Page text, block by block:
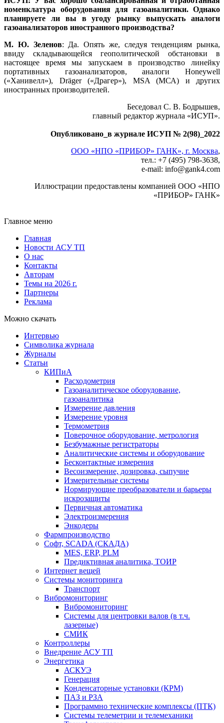
номенклатура оборудования для газоаналитики. Однако
планируете ли вы в угоду рынку выпускать аналоги
газоанализаторов иностранного производства?
М. Ю. Зеленов: Да. Опять же, следуя тенденциям рынка,
ввиду складывающейся геополитической обстановки в
настоящее время мы запускаем в производство линейку
портативных газоанализаторов, аналоги Honeywell
(«Ханивелл»), Dräger («Драгер»), MSA (МСА) и других
иностранных производителей.
Беседовал С. В. Бодрышев,
главный редактор журнала «ИСУП».
Опубликовано_в журнале ИСУП № 2(98)_2022
ООО «НПО «ПРИБОР» ГАНК», г. Москва,
тел.: +7 (495) 798-3638,
e-mail: info@gank4.com
Иллюстрации предоставлены компанией ООО «НПО
«ПРИБОР» ГАНК»
Главное меню
Главная
Новости АСУ ТП
О нас
Контакты
Авторам
Темы на 2026 г.
Партнеры
Реклама
Можно скачать
Интервью
Символика журнала
Журналы
Статьи
КИПиА
Расходометрия
Газоаналитическое оборудование,
газоаналитика
Измерение давления
Измерение уровня
Термометрия
Поверочное оборудование, метрология
Безбумажные регистраторы
Аналитические системы и оборудование
Бесконтактные измерения
Весоизмерение, дозировка, сыпучие
Измерительные системы
Нормирующие преобразователи и барьеры
искрозащиты
Первичная автоматика
Электроизмерения
Энкодеры
Фармпроизводство
Софт, SCADA (СКАДА)
MES, ERP, PLM
Предиктивная аналитика, ТОИР
Интернет вещей
Системы мониторинга
Транспорт
Вибромониторинг
Вибромониторинг
Системы для центровки валов (в т.ч.
лазерные)
СМИК
Контроллеры
Внедрение АСУ ТП
Энергетика
АСКУЭ
Генерация
Конденсаторные установки (КРМ)
ПАЗ и РЗА
Программно технические комплексы (ПТК)
Системы телеметрии и телемеханики